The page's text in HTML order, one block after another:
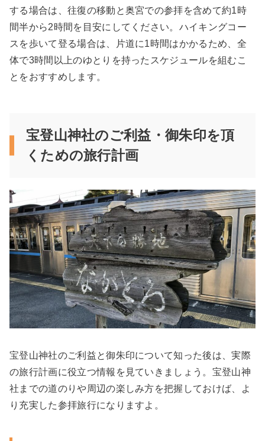
する場合は、往復の移動と奥宮での参拝を含めて約1時
間半から2時間を目安にしてください。ハイキングコー
スを歩いて登る場合は、片道に1時間はかかるため、全
体で3時間以上のゆとりを持ったスケジュールを組むこ
とをおすすめします。
宝登山神社のご利益・御朱印を頂
くための旅行計画
宝登山神社のご利益と御朱印について知った後は、実際
の旅行計画に役立つ情報を見ていきましょう。宝登山神
社までの道のりや周辺の楽しみ方を把握しておけば、よ
り充実した参拝旅行になりますよ。